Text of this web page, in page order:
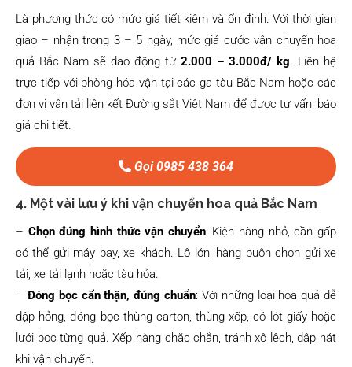
Là phương thức có mức giá tiết kiệm và ổn định. Với thời gian
giao – nhận trong 3 – 5 ngày, mức giá cước vận chuyển hoa
quả Bắc Nam sẽ dao động từ 2.000 – 3.000đ/ kg. Liên hệ
trực tiếp với phòng hóa vận tại các ga tàu Bắc Nam hoặc các
đơn vị vận tải liên kết Đường sắt Việt Nam để được tư vấn, báo
giá chi tiết.
Gọi 0985 438 364
4. Một vài lưu ý khi vận chuyển hoa quả Bắc Nam
– Chọn đúng hình thức vận chuyển: Kiện hàng nhỏ, cần gấp
có thể gửi máy bay, xe khách. Lô lớn, hàng buôn chọn gửi xe
tải, xe tải lạnh hoặc tàu hỏa.
– Đóng bọc cẩn thận, đúng chuẩn: Với những loại hoa quả dễ
dập hỏng, đóng bọc thùng carton, thùng xốp, có lót giấy hoặc
lưới bọc từng quả. Xếp hàng chắc chắn, tránh xô lệch, dập nát
khi vận chuyển.